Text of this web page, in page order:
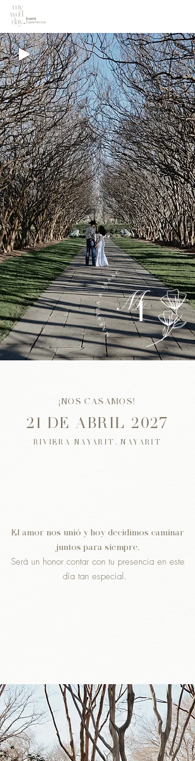
¡NOS CASAMOS!
21 DE ABRIL 2027
RIVIERA NAYARIT, NAYARIT
El amor nos unió y hoy decidimos caminar
juntos para siempre.
Será un honor contar con tu presencia en este
día tan especial.